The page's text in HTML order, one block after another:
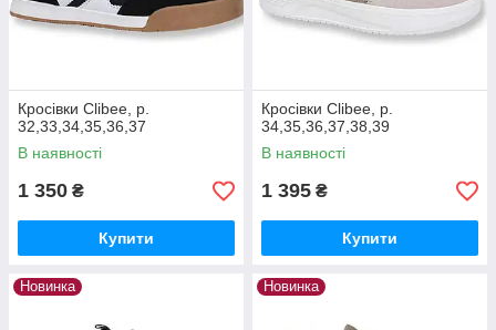
Кросівки Clibee, р.
32,33,34,35,36,37
В наявності
1 350 ₴
Купити
Кросівки Clibee, р.
34,35,36,37,38,39
В наявності
1 395 ₴
Купити
Новинка Новинка